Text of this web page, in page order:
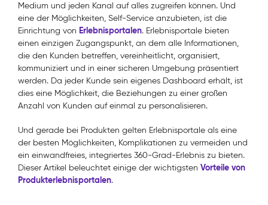
Medium und jeden Kanal auf alles zugreifen können. Und
eine der Möglichkeiten, Self-Service anzubieten, ist die
Einrichtung von Erlebnisportalen. Erlebnisportale bieten
einen einzigen Zugangspunkt, an dem alle Informationen,
die den Kunden betreffen, vereinheitlicht, organisiert,
kommuniziert und in einer sicheren Umgebung präsentiert
werden. Da jeder Kunde sein eigenes Dashboard erhält, ist
dies eine Möglichkeit, die Beziehungen zu einer großen
Anzahl von Kunden auf einmal zu personalisieren.
Und gerade bei Produkten gelten Erlebnisportale als eine
der besten Möglichkeiten, Komplikationen zu vermeiden und
ein einwandfreies, integriertes 360-Grad-Erlebnis zu bieten.
Dieser Artikel beleuchtet einige der wichtigsten Vorteile von
Produkterlebnisportalen.